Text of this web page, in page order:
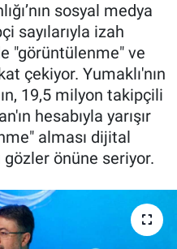
sosyal medya
sayılarıyla izah
"görüntülenme" ve
çekiyor. Yumaklı'nın
19,5 milyon takipçili
hesabıyla yarışır
alması dijital
önüne seriyor.